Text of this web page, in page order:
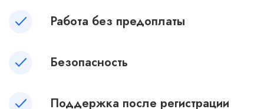
Работа без предоплаты
Безопасность
Поддержка после регистрации